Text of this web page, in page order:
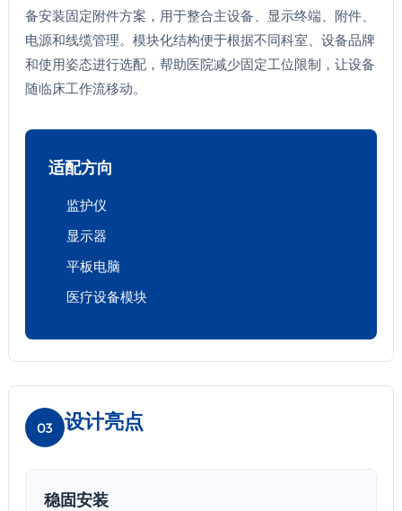
备安装固定附件方案，用于整合主设备、显示终端、附件、
电源和线缆管理。模块化结构便于根据不同科室、设备品牌
和使用姿态进行选配，帮助医院减少固定工位限制，让设备
随临床工作流移动。
适配方向
监护仪
显示器
平板电脑
医疗设备模块
03 设计亮点
稳固安装